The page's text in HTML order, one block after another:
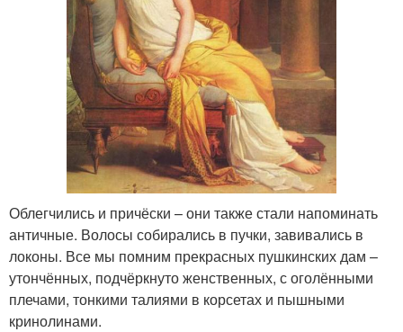
Облегчились и причёски – они также стали напоминать
античные. Волосы собирались в пучки, завивались в
локоны. Все мы помним прекрасных пушкинских дам –
утончённых, подчёркнуто женственных, с оголёнными
плечами, тонкими талиями в корсетах и пышными
кринолинами.